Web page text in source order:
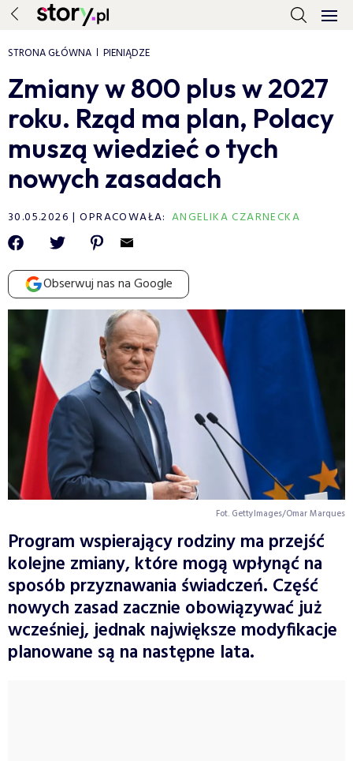
STRONA GŁÓWNA PIENIĄDZE
Zmiany w 800 plus w 2027
roku. Rząd ma plan, Polacy
muszą wiedzieć o tych
nowych zasadach
30.05.2026 OPRACOWAŁA: ANGELIKA CZARNECKA
Obserwuj nas na Google
Fot. GettyImages/Omar Marques
Program wspierający rodziny ma przejść
kolejne zmiany, które mogą wpłynąć na
sposób przyznawania świadczeń. Część
nowych zasad zacznie obowiązywać już
wcześniej, jednak największe modyfikacje
planowane są na następne lata.